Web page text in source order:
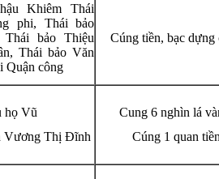
Khiêm Thái
phi, Thái bảo
bảo Thiệu
Thái bảo Văn
Quận công
Cúng tiền, bạc dựng
họ Vũ
Vương Thị Đĩnh
Cung 6 nghìn lá
Cúng 1 quan